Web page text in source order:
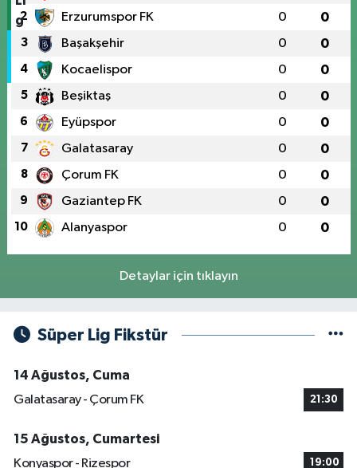
2 Erzurumspor FK 0 0
3 Başakşehir 0 0
4 Kocaelispor 0 0
5 Beşiktaş 0 0
6 Eyüpspor 0 0
7 Galatasaray 0 0
8 Çorum FK 0 0
9 Gaziantep FK 0 0
10 Alanyaspor 0 0
Detaylar için tıklayın
Süper Lig Fikstür
14 Ağustos, Cuma
Galatasaray - Çorum FK
21:30
15 Ağustos, Cumartesi
Konyaspor - Rizespor
19:00